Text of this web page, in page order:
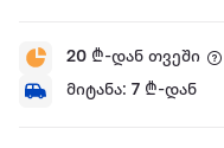
20 ₾-დან თვეში
მიტანა: 7 ₾-დან